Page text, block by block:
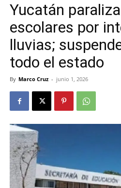
Yucatán
escolares por
lluvias;
todo el estado
By Marco Cruz - junio 1, 2026